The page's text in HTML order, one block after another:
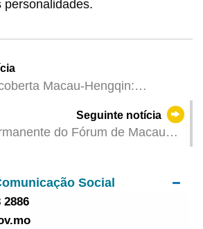
personalidades.
Macau-Hengqin:
cooperação em viagens
Hengqin
Seguinte notícia
do Fórum de Macau
de Macau e co-organizou a
dos Produtos Turísticos
Portuguesa
Social
2886